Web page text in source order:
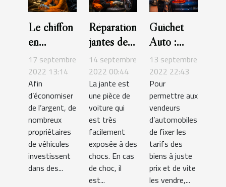
Le chiffon
en
microfibre
pour laver
les
véhicules :
découvrez
tous les
avantages
17 septembre
2022 13:14
Afin
d’économiser
de l’argent, de
nombreux
propriétaires
de véhicules
investissent
dans des...
Réparation
jantes de
voiture :
comment
procéder ?
14 septembre
2022 00:44
La jante est
une pièce de
voiture qui
est très
facilement
exposée à des
chocs. En cas
de choc, il
est...
Guichet
Auto :
quels sont
les
services de
cette
plateforme
?
13 septembre
2022 22:43
Pour
permettre aux
vendeurs
d’automobiles
de fixer les
tarifs des
biens à juste
prix et de vite
les vendre,...